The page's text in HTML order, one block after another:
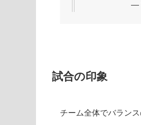
—
試合の印象
チーム全体でバラン